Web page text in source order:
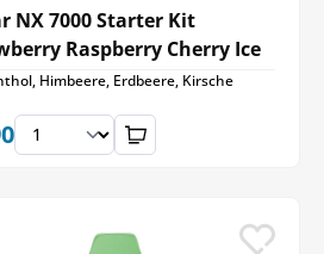
NX 7000 Starter Kit
Raspberry Cherry Ice
Himbeere, Erdbeere, Kirsche